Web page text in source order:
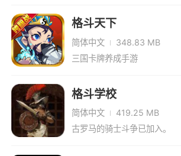
格斗天下
简体中文
348.83 MB
三国卡牌养成手游
格斗学校
简体中文
419.25 MB
古罗马的骑士斗争已加入。